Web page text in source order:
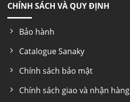
CHÍNH SÁCH VÀ QUY ĐỊNH
Bảo hành
Catalogue Sanaky
Chính sách bảo mật
Chính sách giao và nhận hàng